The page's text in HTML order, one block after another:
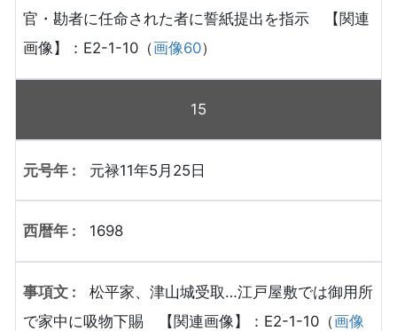
官・勘者に任命された者に誓紙提出を指示 【関連
画像】：E2-1-10（画像60）
15
元禄11年5月25日
1698
松平家、津山城受取…江戸屋敷では御用所
で家中に吸物下賜 【関連画像】：E2-1-10（画像